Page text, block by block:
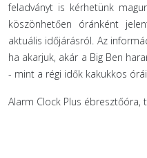
feladványt is kérhetünk
köszönhetően óránként
aktuális időjárásról. Az
ha akarjuk, akár a Big Ben
- mint a régi idők kakukkos
Alarm Clock Plus ébresztőóra,